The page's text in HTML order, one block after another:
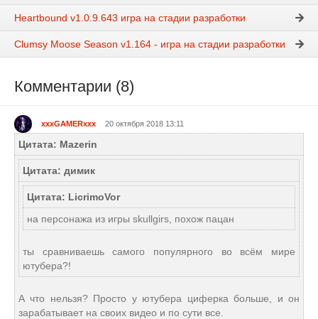
Heartbound v1.0.9.643 игра на стадии разработки
Clumsy Moose Season v1.164 - игра на стадии разработки
Комментарии (8)
xxxGAMERxxx 20 октября 2018 13:11
Цитата: Mazerin
Цитата: димик
Цитата: LicrimoVor
на персонажа из игры skullgirs, похож пацан
ты сравниваешь самого популярного во всём мире
ютубера?!
А что нельзя? Просто у ютубера циферка больше, и он
зарабатывает на своих видео и по сути все.